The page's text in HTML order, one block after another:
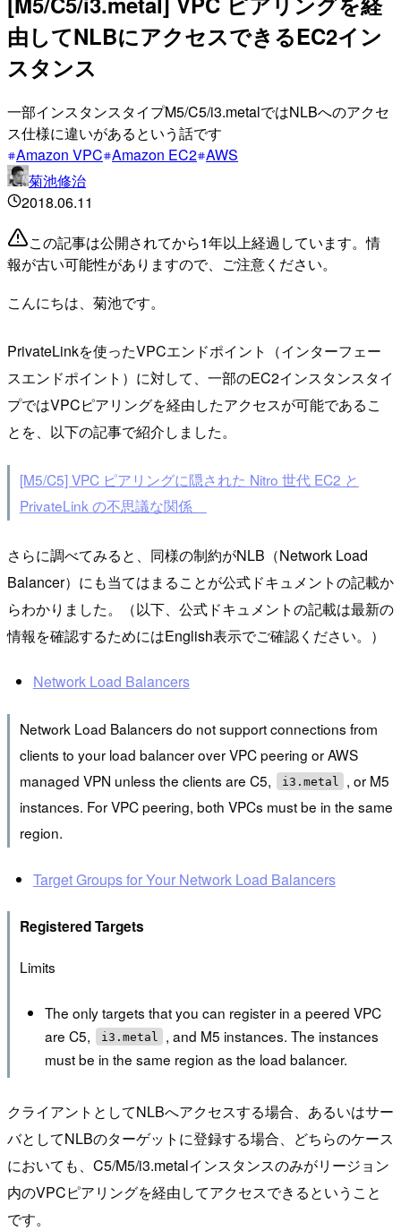
由してNLBにアクセスできるEC2イン
スタンス
一部インスタンスタイプM5/C5/i3.metalではNLBへのアクセ
ス仕様に違いがあるという話です
Amazon VPC Amazon EC2 AWS
菊池修治
2018.06.11
この記事は公開されてから1年以上経過しています。情
報が古い可能性がありますので、ご注意ください。
こんにちは、菊池です。
PrivateLinkを使ったVPCエンドポイント（インターフェー
スエンドポイント）に対して、一部のEC2インスタンスタイ
プではVPCピアリングを経由したアクセスが可能であるこ
とを、以下の記事で紹介しました。
[M5/C5] VPC ピアリングに隠された Nitro 世代 EC2 と
PrivateLink の不思議な関係
さらに調べてみると、同様の制約がNLB（Network Load
Balancer）にも当てはまることが公式ドキュメントの記載か
らわかりました。（以下、公式ドキュメントの記載は最新の
情報を確認するためにはEnglish表示でご確認ください。）
Network Load Balancers
Network Load Balancers do not support connections from
clients to your load balancer over VPC peering or AWS
managed VPN unless the clients are C5,
i3.metal
, or M5
instances. For VPC peering, both VPCs must be in the same
region.
Target Groups for Your Network Load Balancers
Registered Targets
Limits
The only targets that you can register in a peered VPC
are C5,
i3.metal
, and M5 instances. The instances
must be in the same region as the load balancer.
クライアントとしてNLBへアクセスする場合、あるいはサー
バとしてNLBのターゲットに登録する場合、どちらのケース
においても、C5/M5/i3.metalインスタンスのみがリージョン
内のVPCピアリングを経由してアクセスできるということ
です。